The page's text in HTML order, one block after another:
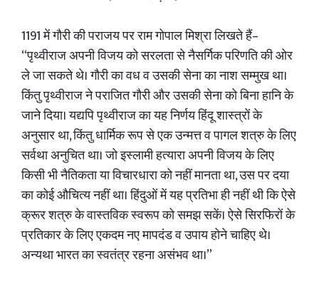
1191 में गौरी की पराजय पर राम गोपाल मिश्रा लिखते हैं–
“पृथ्वीराज अपनी विजय को सरलता से नैसर्गिक परिणति की ओर
ले जा सकते थे। गौरी का वध व उसकी सेना का नाश सम्मुख था।
किंतु पृथ्वीराज ने पराजित गौरी और उसकी सेना को बिना हानि के
जाने दिया। यद्यपि पृथ्वीराज का यह निर्णय हिंदू शास्त्रों के
अनुसार था, किंतु धार्मिक रूप से एक उन्मत्त व पागल शत्रु के लिए
सर्वथा अनुचित था। जो इस्लामी हत्यारा अपनी विजय के लिए
किसी भी नैतिकता या विचारधारा को नहीं मानता था, उस पर दया
का कोई औचित्य नहीं था। हिंदुओं में यह प्रतिभा ही नहीं थी कि ऐसे
क्रूर शत्रु के वास्तविक स्वरूप को समझ सकें। ऐसे सिरफिरों के
प्रतिकार के लिए एकदम नए मापदंड व उपाय होने चाहिए थे।
अन्यथा भारत का स्वतंत्र रहना असंभव था।”